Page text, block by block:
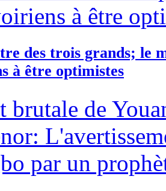
des trois grands; le
à être optimistes